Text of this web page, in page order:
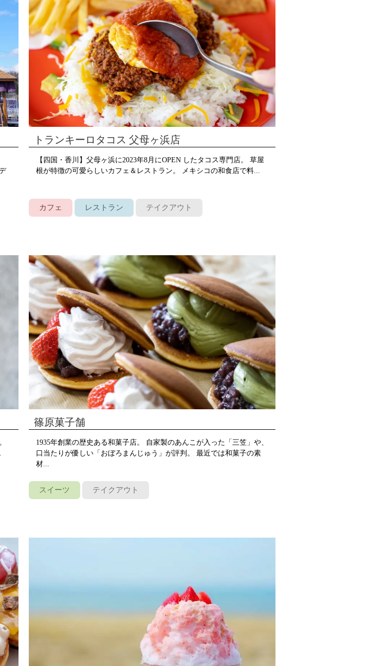
トランキーロタコス 父母ヶ浜店
【四国・香川】父母ヶ浜に2023年8月にOPEN したタコス専門店。 草屋
根が特徴の可愛らしいカフェ＆レストラン。 メキシコの和食店で料...
カフェ レストラン テイクアウト
篠原菓子舗
1935年創業の歴史ある和菓子店。 自家製のあんこが入った「三笠」や、
口当たりが優しい「おぼろまんじゅう」が評判。 最近では和菓子の素
材...
スイーツ テイクアウト